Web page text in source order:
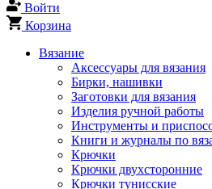
Войти
Корзина
Вязание
Аксессуары для вязания
Бирки, нашивки
Заготовки для вязания
Изделия ручной работы
Инструменты и
Книги и журналы по
Крючки
Крючки двухсторонние
Крючки тунисские